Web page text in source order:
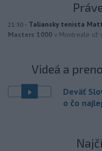
21:30 - Taliansky tenista
Masters 1000 v Montreale už
Videá a
Deväť
o čo